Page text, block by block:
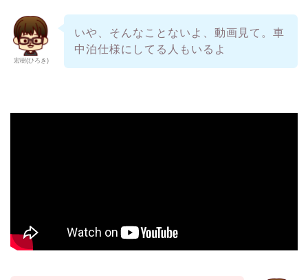
宏樹(ひろき)
いや、そんなことないよ、動画見て。車
中泊仕様にしてる人もいるよ